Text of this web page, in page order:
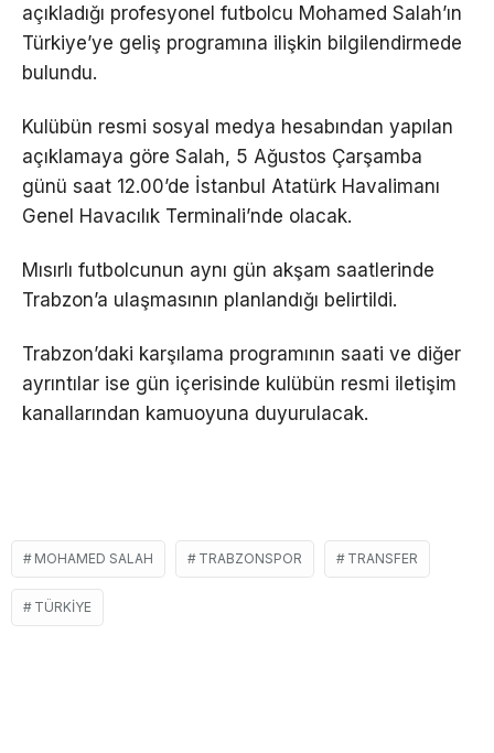
açıkladığı profesyonel futbolcu Mohamed Salah’ın
Türkiye’ye geliş programına ilişkin bilgilendirmede
bulundu.
Kulübün resmi sosyal medya hesabından yapılan
açıklamaya göre Salah, 5 Ağustos Çarşamba
günü saat 12.00’de İstanbul Atatürk Havalimanı
Genel Havacılık Terminali’nde olacak.
Mısırlı futbolcunun aynı gün akşam saatlerinde
Trabzon’a ulaşmasının planlandığı belirtildi.
Trabzon’daki karşılama programının saati ve diğer
ayrıntılar ise gün içerisinde kulübün resmi iletişim
kanallarından kamuoyuna duyurulacak.
MOHAMED SALAH TRABZONSPOR TRANSFER
TÜRKIYE